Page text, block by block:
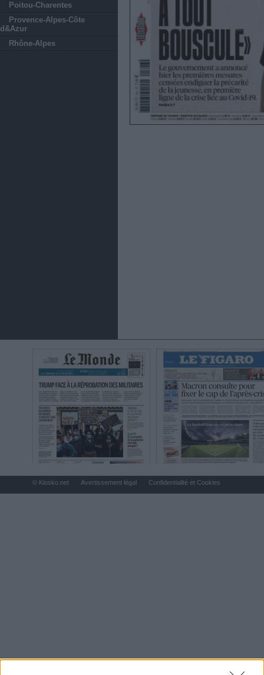
Poitou-Charentes
Provence-Alpes-Côte
d&Azur
Rhône-Alpes
© Kiosko.net Avertissement légal Confidentialité et Cookies